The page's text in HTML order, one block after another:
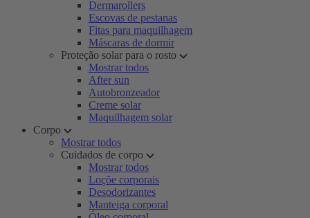
Dermarollers
Escovas de pestanas
Fitas para maquilhagem
Máscaras de dormir
Proteção solar para o rosto
Mostrar todos
After sun
Autobronzeador
Creme solar
Maquilhagem solar
Corpo
Mostrar todos
Cuidados de corpo
Mostrar todos
Loçõe corporais
Desodorizantes
Manteiga corporal